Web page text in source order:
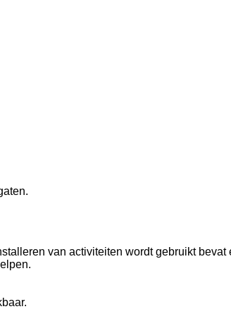
van activiteiten wordt gebruikt